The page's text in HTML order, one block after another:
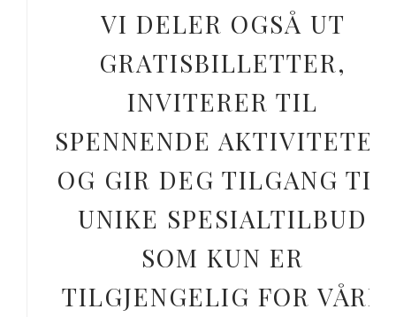
VI DELER OGSÅ UT
GRATISBILLETTER,
INVITERER TIL
SPENNENDE AKTIVITETER
OG GIR DEG TILGANG TIL
UNIKE SPESIALTILBUD
SOM KUN ER
TILGJENGELIG FOR VÅRE